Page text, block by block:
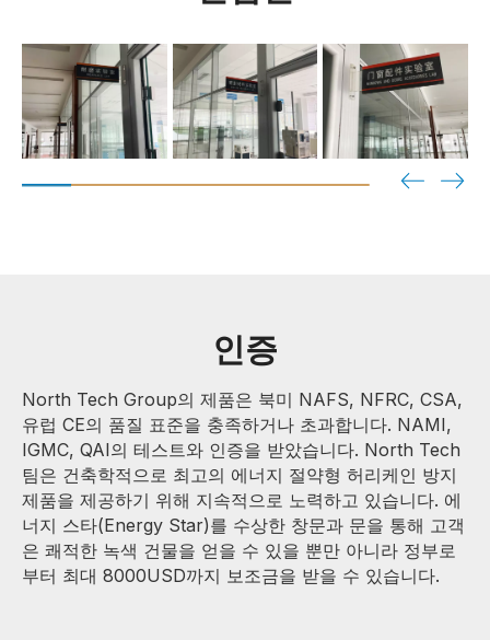
인증
North Tech Group의 제품은 북미 NAFS, NFRC, CSA,
유럽 CE의 품질 표준을 충족하거나 초과합니다. NAMI,
IGMC, QAI의 테스트와 인증을 받았습니다. North Tech
팀은 건축학적으로 최고의 에너지 절약형 허리케인 방지
제품을 제공하기 위해 지속적으로 노력하고 있습니다. 에
너지 스타(Energy Star)를 수상한 창문과 문을 통해 고객
은 쾌적한 녹색 건물을 얻을 수 있을 뿐만 아니라 정부로
부터 최대 8000USD까지 보조금을 받을 수 있습니다.